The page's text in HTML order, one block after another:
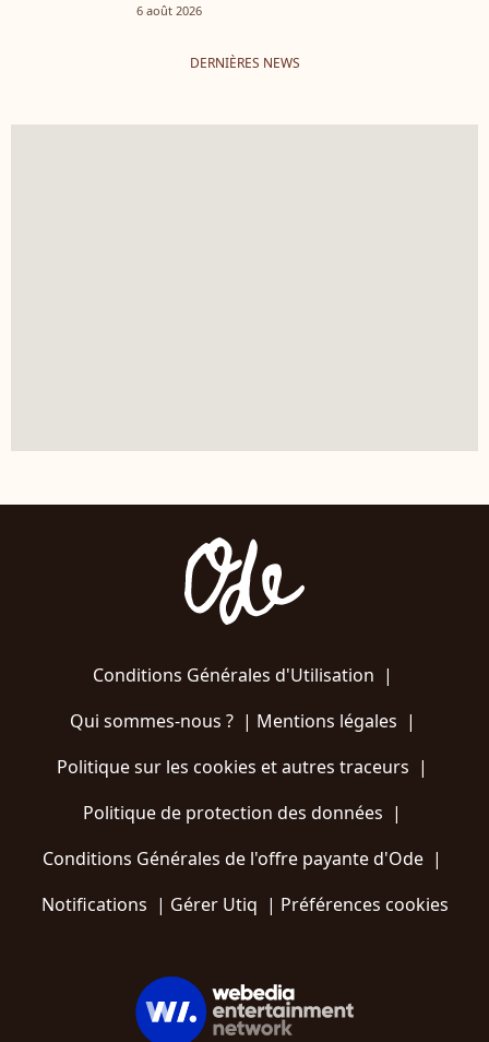
6 août 2026
DERNIÈRES NEWS
Conditions Générales d'Utilisation |
Qui sommes-nous ?| Mentions légales |
Politique sur les cookies et autres traceurs |
Politique de protection des données |
Conditions Générales de l'offre payante d'Ode |
Notifications | Gérer Utiq | Préférences cookies